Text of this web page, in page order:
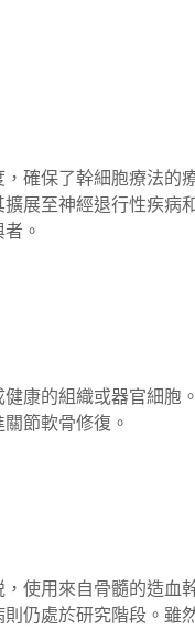
確保了幹細胞療法的
展至神經退行性疾病
。
康的組織或器官細胞
節軟骨修復。
使用來自骨髓的造血
仍處於研究階段。雖